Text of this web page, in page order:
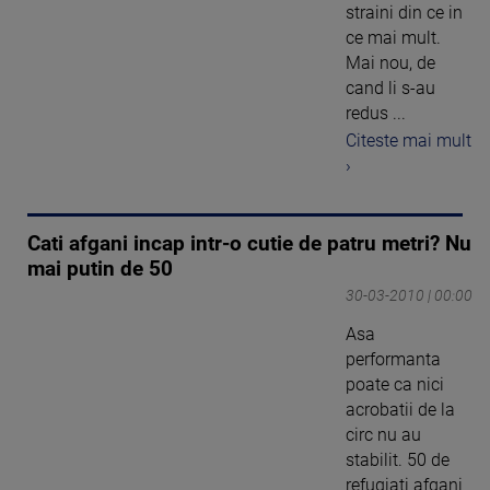
straini din ce in
ce mai mult.
Mai nou, de
cand li s-au
redus ...
Citeste mai mult
›
Cati afgani incap intr-o cutie de patru metri? Nu
mai putin de 50
30-03-2010 | 00:00
Asa
performanta
poate ca nici
acrobatii de la
circ nu au
stabilit. 50 de
refugiati afgani